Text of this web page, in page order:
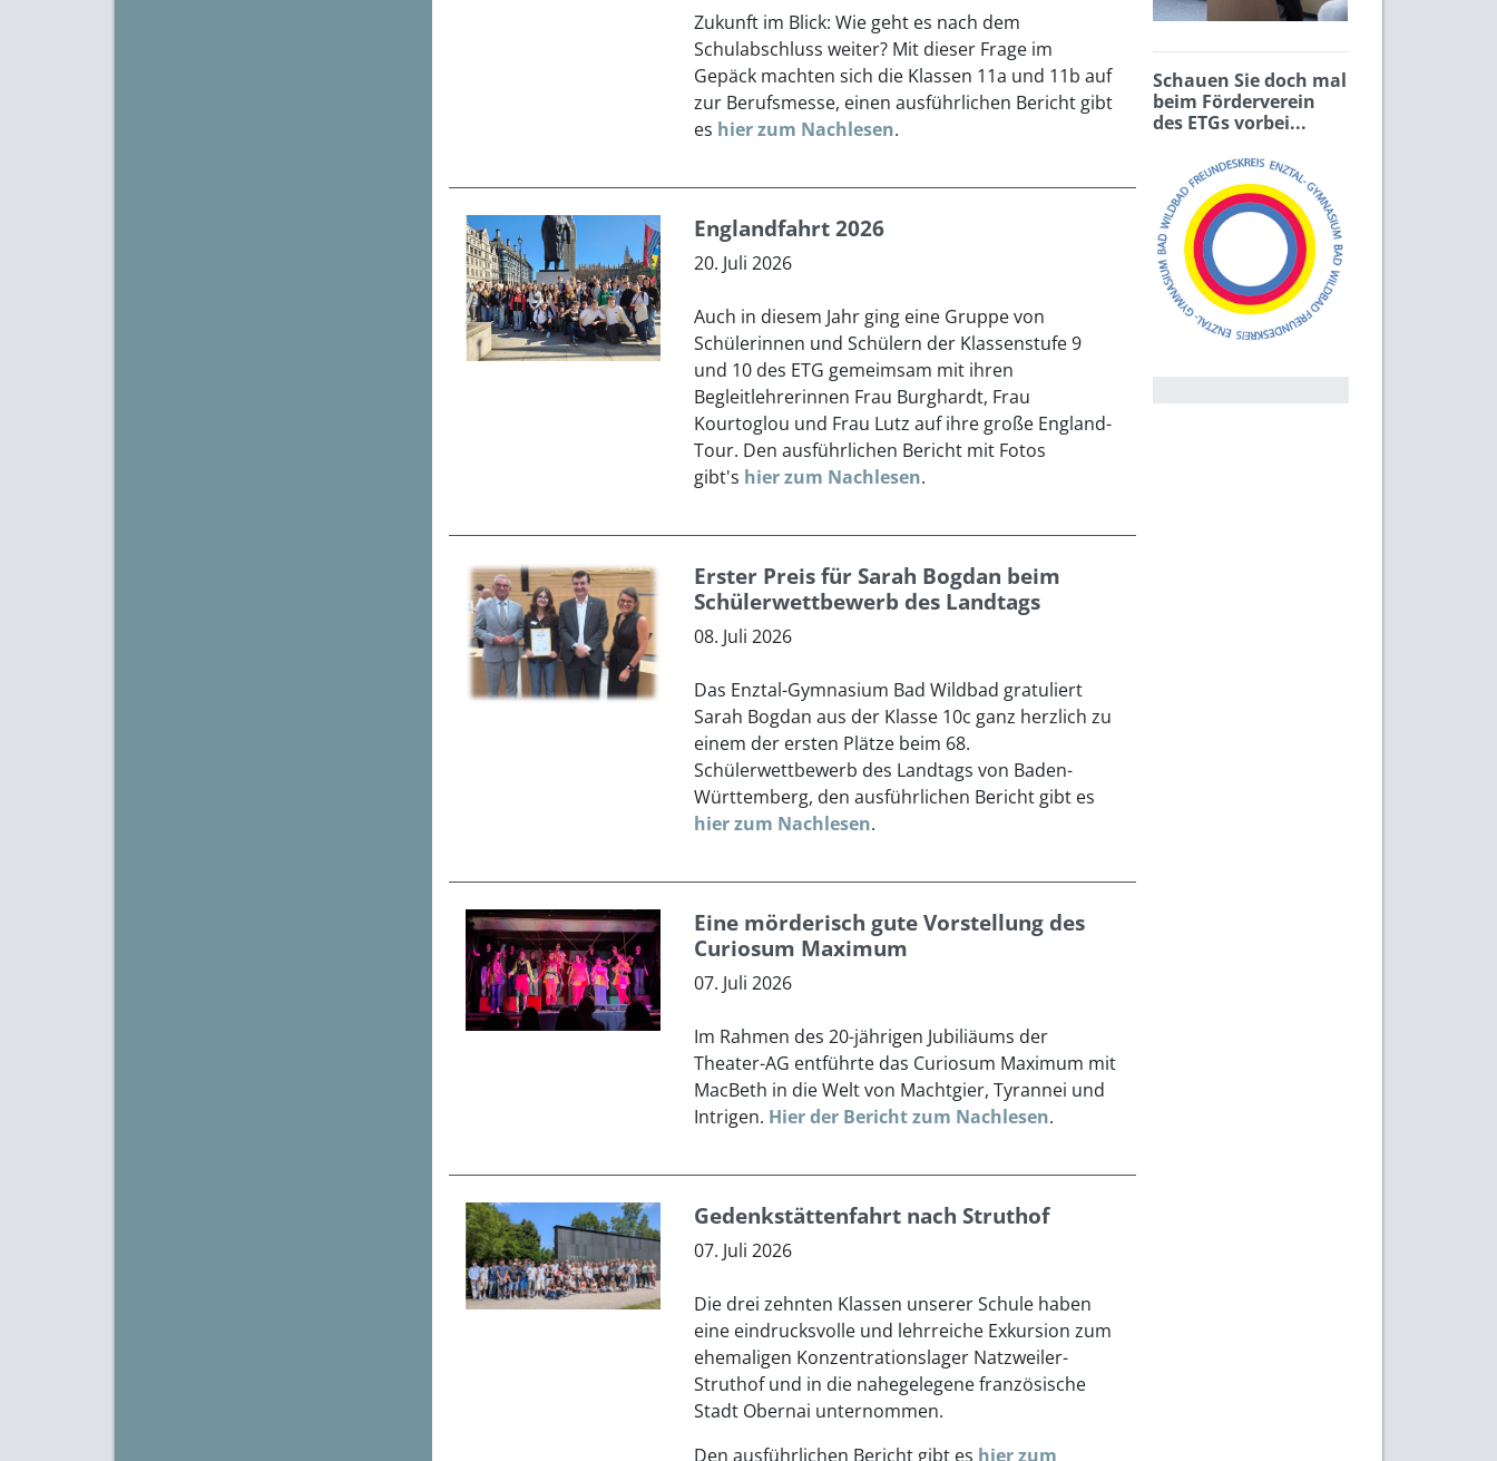
Zukunft im Blick: Wie geht es nach dem
Schulabschluss weiter? Mit dieser Frage im
Gepäck machten sich die Klassen 11a und 11b auf
zur Berufsmesse, einen ausführlichen Bericht gibt
es hier zum Nachlesen.
Englandfahrt 2026
20. Juli 2026
Auch in diesem Jahr ging eine Gruppe von
Schülerinnen und Schülern der Klassenstufe 9
und 10 des ETG gemeimsam mit ihren
Begleitlehrerinnen Frau Burghardt, Frau
Kourtoglou und Frau Lutz auf ihre große England-
Tour. Den ausführlichen Bericht mit Fotos
gibt's hier zum Nachlesen.
Erster Preis für Sarah Bogdan beim
Schülerwettbewerb des Landtags
08. Juli 2026
Das Enztal-Gymnasium Bad Wildbad gratuliert
Sarah Bogdan aus der Klasse 10c ganz herzlich zu
einem der ersten Plätze beim 68.
Schülerwettbewerb des Landtags von Baden-
Württemberg, den ausführlichen Bericht gibt es
hier zum Nachlesen.
Eine mörderisch gute Vorstellung des
Curiosum Maximum
07. Juli 2026
Im Rahmen des 20-jährigen Jubiliäums der
Theater-AG entführte das Curiosum Maximum mit
MacBeth in die Welt von Machtgier, Tyrannei und
Intrigen. Hier der Bericht zum Nachlesen.
Gedenkstättenfahrt nach Struthof
07. Juli 2026
Die drei zehnten Klassen unserer Schule haben
eine eindrucksvolle und lehrreiche Exkursion zum
ehemaligen Konzentrationslager Natzweiler-
Struthof und in die nahegelegene französische
Stadt Obernai unternommen.
Den ausführlichen Bericht gibt es hier zum
Schauen Sie doch mal
beim Förderverein
des ETGs vorbei...